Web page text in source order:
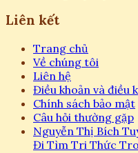
Liên kết
Trang chủ
Về chúng tôi
Liên hệ
Điều khoản và điều
Chính sách bảo mật
Câu hỏi thường gặp
Nguyễn Thị Bích
Đi Tìm Tri Thức